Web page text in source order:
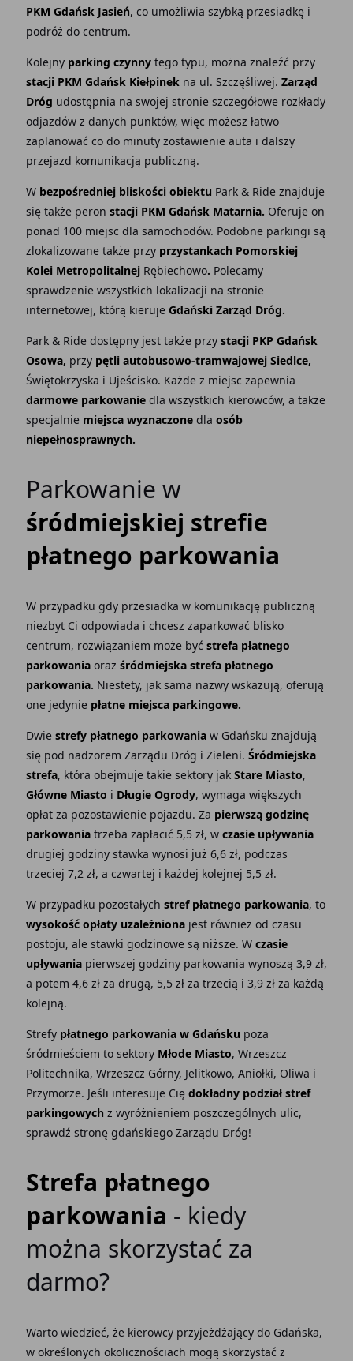
PKM Gdańsk Jasień, co umożliwia szybką przesiadkę i
podróż do centrum.
Kolejny parking czynnytego typu, można znaleźć przy
stacji PKM Gdańsk Kiełpinek na ul. Szczęśliwej. Zarząd
Dróg udostępnia na swojej stronie szczegółowe rozkłady
odjazdów z danych punktów, więc możesz łatwo
zaplanować co do minuty zostawienie auta i dalszy
przejazd komunikacją publiczną.
W bezpośredniej bliskości obiektu Park & Ride znajduje
się także peron stacji PKM Gdańsk Matarnia. Oferuje on
ponad 100 miejsc dla samochodów. Podobne parkingi są
zlokalizowane także przy przystankach Pomorskiej
Kolei Metropolitalnej Rębiechowo. Polecamy
sprawdzenie wszystkich lokalizacji na stronie
internetowej, którą kieruje Gdański Zarząd Dróg.
Park & Ride dostępny jest także przystacji PKP Gdańsk
Osowa, przy pętli autobusowo-tramwajowej Siedlce,
Świętokrzyska i Ujeścisko. Każde z miejsc zapewnia
darmowe parkowaniedla wszystkich kierowców, a także
specjalnie miejsca wyznaczone dla osób
niepełnosprawnych.
Parkowanie w
śródmiejskiej strefie
płatnego parkowania
W przypadku gdy przesiadka w komunikację publiczną
niezbyt Ci odpowiada i chcesz zaparkować blisko
centrum, rozwiązaniem może być strefa płatnego
parkowania oraz śródmiejska strefa płatnego
parkowania. Niestety, jak sama nazwy wskazują, oferują
one jedynie płatne miejsca parkingowe.
Dwie strefy płatnego parkowania w Gdańsku znajdują
się pod nadzorem Zarządu Dróg i Zieleni. Śródmiejska
strefa, która obejmuje takie sektory jak Stare Miasto,
Główne Miasto i Długie Ogrody, wymaga większych
opłat za pozostawienie pojazdu. Za pierwszą godzinę
parkowania trzeba zapłacić 5,5 zł, w czasie upływania
drugiej godziny stawka wynosi już 6,6 zł, podczas
trzeciej 7,2 zł, a czwartej i każdej kolejnej 5,5 zł.
W przypadku pozostałych stref płatnego parkowania, to
wysokość opłaty uzależnionajest również od czasu
postoju, ale stawki godzinowe są niższe. W czasie
upływaniapierwszej godziny parkowania wynoszą 3,9 zł,
a potem 4,6 zł za drugą, 5,5 zł za trzecią i 3,9 zł za każdą
kolejną.
Strefy płatnego parkowania w Gdańsku poza
śródmieściem to sektory Młode Miasto, Wrzeszcz
Politechnika, Wrzeszcz Górny, Jelitkowo, Aniołki, Oliwa i
Przymorze. Jeśli interesuje Cię dokładny podział stref
parkingowych z wyróżnieniem poszczególnych ulic,
sprawdź stronę gdańskiego Zarządu Dróg!
Strefa płatnego
parkowania - kiedy
można skorzystać za
darmo?
Warto wiedzieć, że kierowcy przyjeżdżający do Gdańska,
w określonych okolicznościach mogą skorzystać z